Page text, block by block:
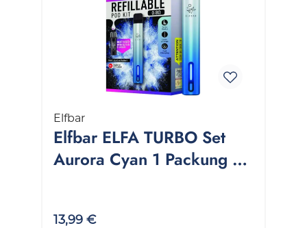
Elfbar
Elfbar ELFA TURBO Set
Aurora Cyan 1 Packung 1
13,99 €